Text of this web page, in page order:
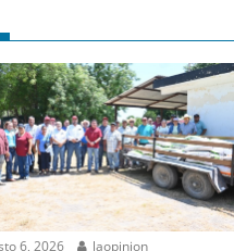
6, 2026 laopinion